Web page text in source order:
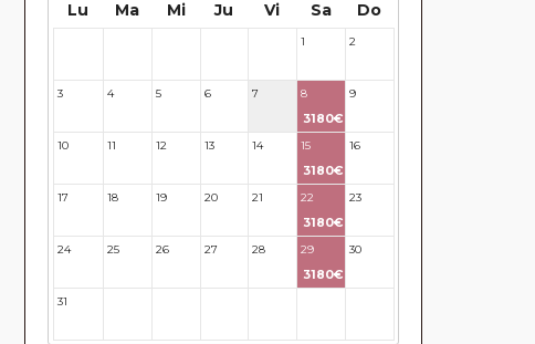
Lu Ma Mi Ju Vi Sa Do
1 2
3 4 5 6 7 8
3180€
9
10 11 12 13 14 15
3180€
16
17 18 19 20 21 22
3180€
23
24 25 26 27 28 29
3180€
30
31